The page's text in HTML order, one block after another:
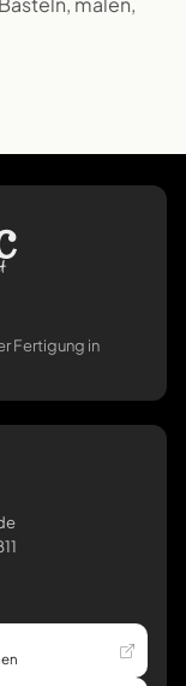
Fertigung in